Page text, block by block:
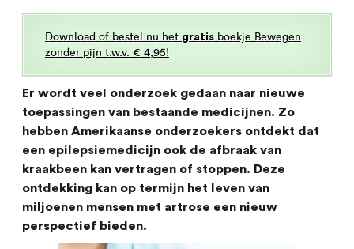
Download of bestel nu het gratis boekje Bewegen
zonder pijn t.w.v. € 4,95!
Er wordt veel onderzoek gedaan naar nieuwe
toepassingen van bestaande medicijnen. Zo
hebben Amerikaanse onderzoekers ontdekt dat
een epilepsiemedicijn ook de afbraak van
kraakbeen kan vertragen of stoppen. Deze
ontdekking kan op termijn het leven van
miljoenen mensen met artrose een nieuw
perspectief bieden.